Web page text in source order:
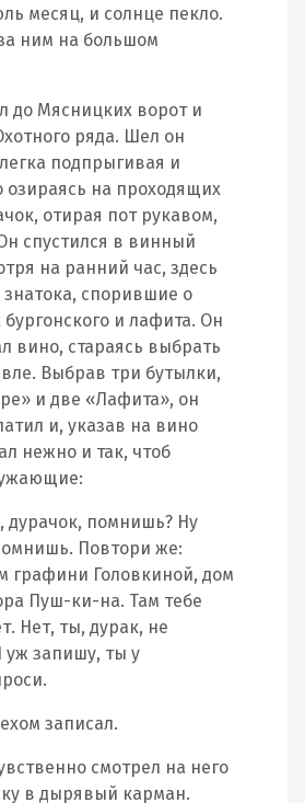
месяц, и солнце пекло.
ним на большом
до Мясницких ворот и
ряда. Шел он
подпрыгивая и
озираясь на проходящих
отирая пот рукавом,
спустился в винный
на ранний час, здесь
спорившие о
бургонского и лафита. Он
вино, стараясь выбрать
Выбрав три бутылки,
и две «Лафита», он
и, указав на вино
нежно и так, чтоб
дурачок, помнишь? Ну
Повтори же:
графини Головкиной, дом
Пуш-ки-на. Там тебе
Нет, ты, дурак, не
запишу, ты у
записал.
смотрел на него
в дырявый карман.